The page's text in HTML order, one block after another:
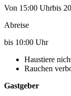
Von 15:00 Uhrbis
Abreise
bis 10:00 Uhr
Haustiere
Rauchen
Gastgeber